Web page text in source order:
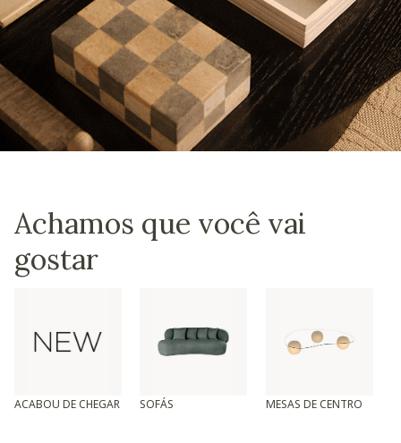
Achamos que você vai
gostar
ACABOU DE CHEGAR SOFÁS MESAS DE CENTRO